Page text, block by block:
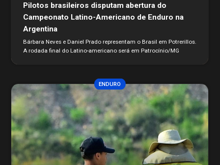
Pilotos brasileiros disputam abertura do
Campeonato Latino-Americano de Enduro na
Argentina
Bárbara Neves e Daniel Prado representam o Brasil em Potrerillos.
A rodada final do Latino-americano será em Patrocínio/MG
ENDURO